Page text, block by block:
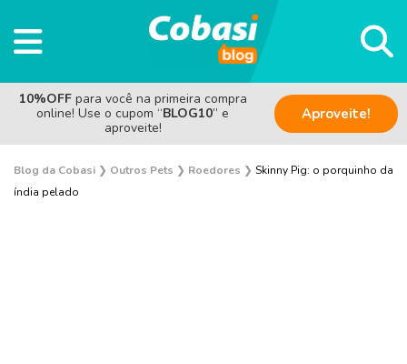
10%OFF para você na primeira compra
online! Use o cupom “BLOG10” e
aproveite!
Aproveite!
Blog da Cobasi ❯ Outros Pets ❯ Roedores ❯ Skinny Pig: o porquinho da
índia pelado